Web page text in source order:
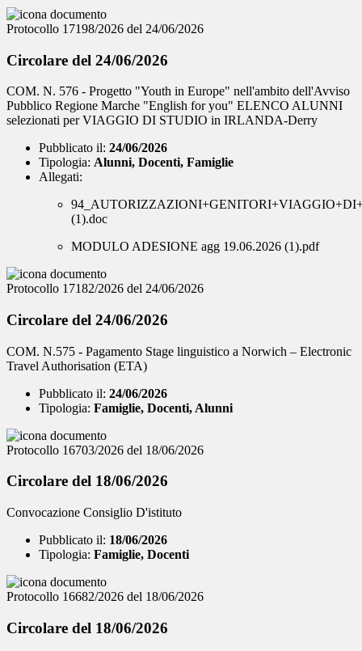
Protocollo 17198/2026 del 24/06/2026
Circolare del 24/06/2026
COM. N. 576 - Progetto "Youth in Europe" nell'ambito dell'Avviso
Pubblico Regione Marche "English for you" ELENCO ALUNNI
selezionati per VIAGGIO DI STUDIO in IRLANDA-Derry
Pubblicato il: 24/06/2026
Tipologia: Alunni, Docenti, Famiglie
Allegati:
(1).doc
MODULO ADESIONE agg 19.06.2026 (1).pdf
Protocollo 17182/2026 del 24/06/2026
Circolare del 24/06/2026
COM. N.575 - Pagamento Stage linguistico a Norwich – Electronic
Travel Authorisation (ETA)
Pubblicato il: 24/06/2026
Tipologia: Famiglie, Docenti, Alunni
Protocollo 16703/2026 del 18/06/2026
Circolare del 18/06/2026
Convocazione Consiglio D'istituto
Pubblicato il: 18/06/2026
Tipologia: Famiglie, Docenti
Protocollo 16682/2026 del 18/06/2026
Circolare del 18/06/2026